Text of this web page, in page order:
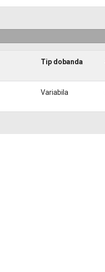
Tip dobanda
Variabila